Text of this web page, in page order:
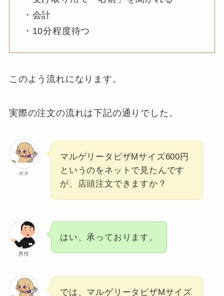
・会計
・10分程度待つ
このよう流れになります。
実際の注文の流れは下記の通りでした。
ポチ
マルゲリータピザMサイズ600円
というのをネットで見たんです
が、店頭注文できますか？
男性
はい、承っております。
では、マルゲリータピザMサイズ